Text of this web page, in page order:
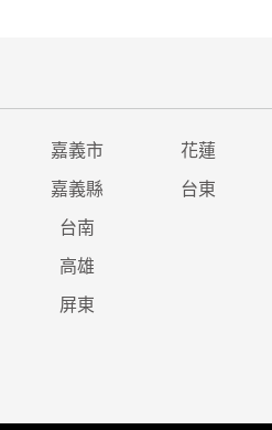
嘉義市 花蓮
嘉義縣 台東
台南
高雄
屏東